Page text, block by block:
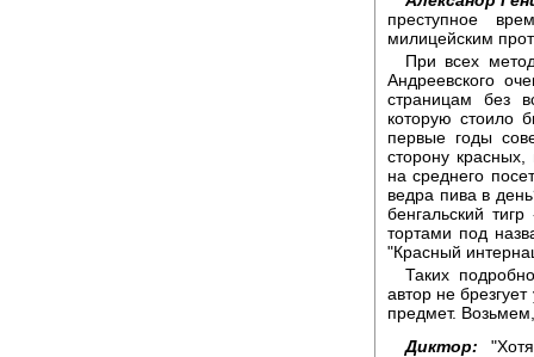
преступное
милицейским
При всех
Андреевского
страницам без
которую стоило
первые годы
сторону
на среднего
ведра пива в
бенгальский
тортами под
"Красный
Таких
автор не
предмет.
Диктор: